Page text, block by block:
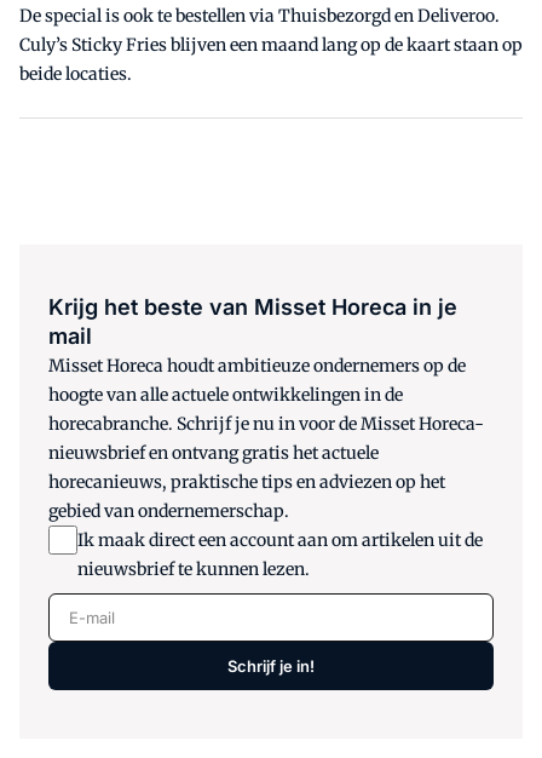
De special is ook te bestellen via Thuisbezorgd en Deliveroo.
Culy’s Sticky Fries blijven een maand lang op de kaart staan op
beide locaties.
Krijg het beste van Misset Horeca in je
mail
Misset Horeca houdt ambitieuze ondernemers op de
hoogte van alle actuele ontwikkelingen in de
horecabranche. Schrijf je nu in voor de Misset Horeca-
nieuwsbrief en ontvang gratis het actuele
horecanieuws, praktische tips en adviezen op het
gebied van ondernemerschap.
Ik maak direct een account aan om artikelen uit de
nieuwsbrief te kunnen lezen.
E-mail
Schrijf je in!